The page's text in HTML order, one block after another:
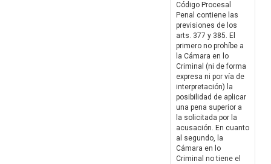
Código Procesal
Penal contiene las
previsiones de los
arts. 377 y 385. El
primero no prohíbe a
la Cámara en lo
Criminal (ni de forma
expresa ni por vía de
interpretación) la
posibilidad de aplicar
una pena superior a
la solicitada por la
acusación. En cuanto
al segundo, la
Cámara en lo
Criminal no tiene el